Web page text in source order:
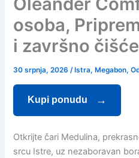
osoba,
i završno
30 srpnja, 2026/ Istra, Megabon,
Kupi ponudu
Otkrijte čari Medulina,
srcu Istre, uz nezaboravan